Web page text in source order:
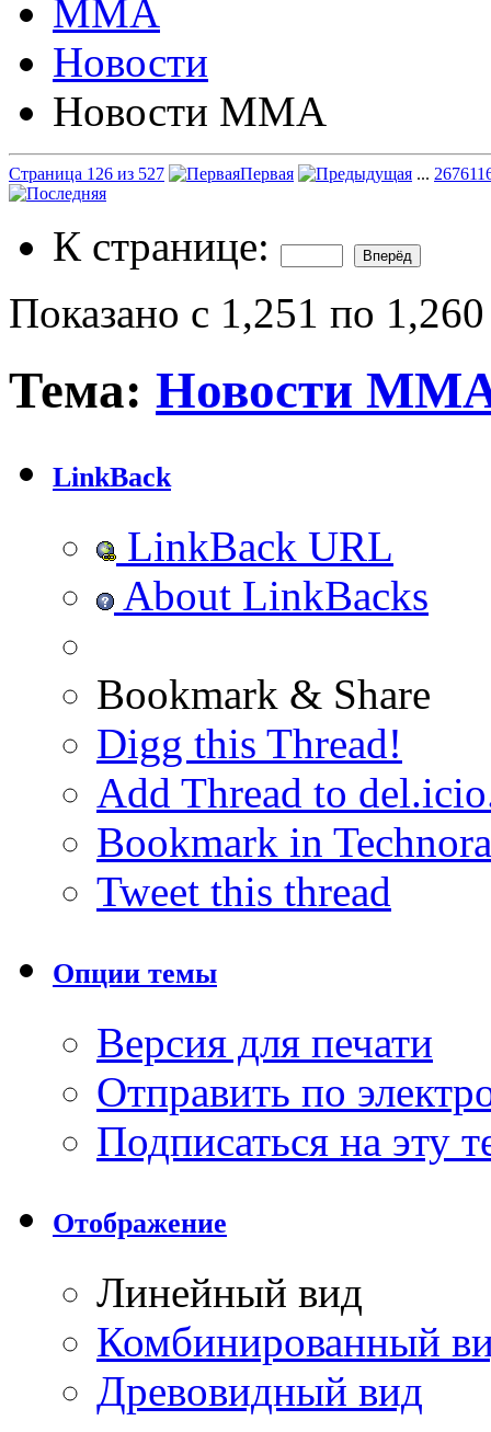
ММА
Новости
Новости ММА
Страница 126 из 527 Первая ... 2676
К странице:
Показано с 1,251 по
Тема: Новости
LinkBack
LinkBack URL
About LinkBacks
Bookmark & Share
Digg this Thread!
Add Thread to
Bookmark in
Tweet this thread
Опции темы
Версия для печати
Отправить по
Подписаться на эту
Отображение
Линейный вид
Комбинированный
Древовидный вид